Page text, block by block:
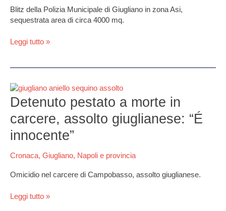
Blitz della Polizia Municipale di Giugliano in zona Asi,
sequestrata area di circa 4000 mq.
scatta
il
della
Leggi tutto »
Detenuto pestato a morte in
carcere, assolto giuglianese: “É
innocente”
Cronaca, Giugliano, Napoli e provincia
Omicidio nel carcere di Campobasso, assolto giuglianese.
Detenuto
pestato
a
morte
in
carcere,
assolto
giuglianese:
“É
Leggi tutto »